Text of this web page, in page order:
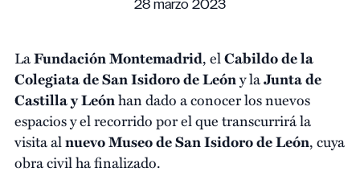
28 marzo 2023
LaFundación Montemadrid, elCabildo de la
Colegiata de San Isidoro de Leóny laJunta de
Castilla y Leónhan dado a conocer los nuevos
espacios y el recorrido por el que transcurrirá la
visita alnuevo Museo de San Isidoro de León, cuya
obra civil ha finalizado.